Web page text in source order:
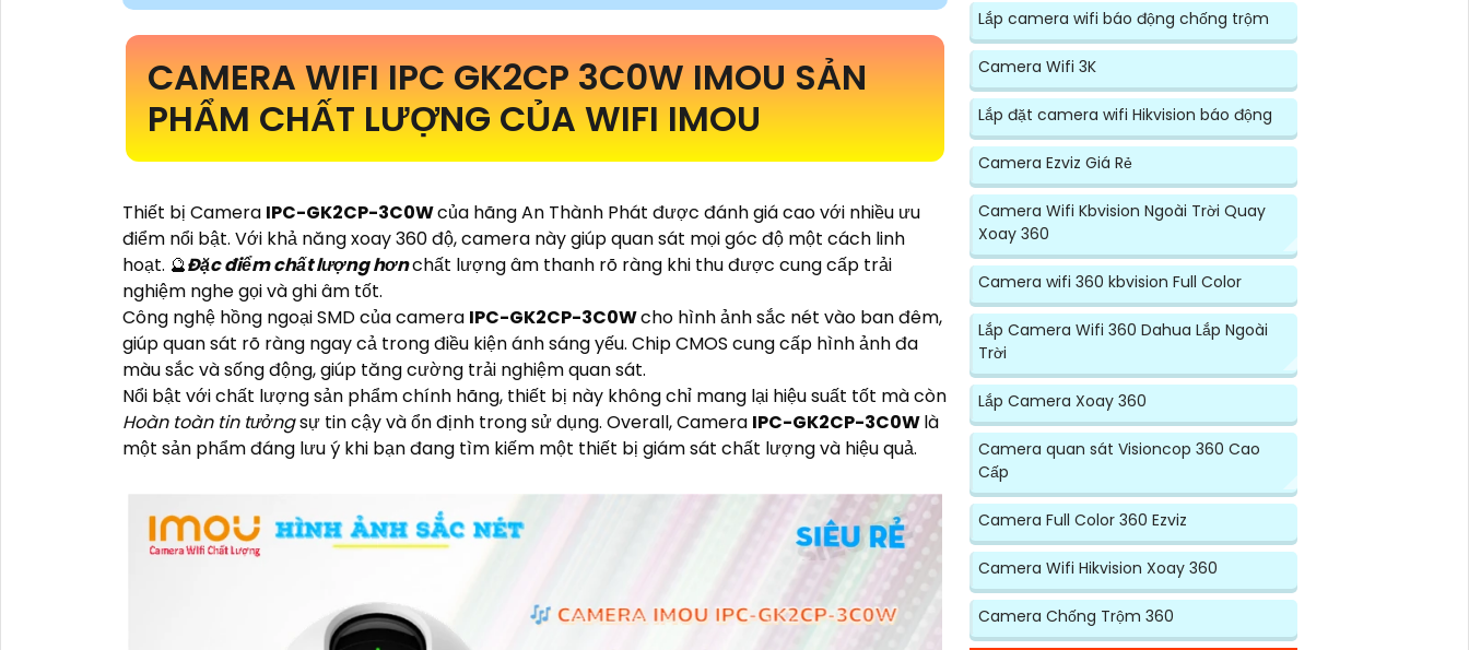
CAMERA WIFI IPC GK2CP 3C0W IMOU SẢN
PHẨM CHẤT LƯỢNG CỦA WIFI IMOU
Thiết bị Camera IPC-GK2CP-3C0Wcủa hãng An Thành Phát được đánh giá cao với nhiều ưu
điểm nổi bật. Với khả năng xoay 360 độ, camera này giúp quan sát mọi góc độ một cách linh
hoạt. 🔮Đặc điểm chất lượng hơnchất lượng âm thanh rõ ràng khi thu được cung cấp trải
nghiệm nghe gọi và ghi âm tốt.
Công nghệ hồng ngoại SMD của camera IPC-GK2CP-3C0Wcho hình ảnh sắc nét vào ban đêm,
giúp quan sát rõ ràng ngay cả trong điều kiện ánh sáng yếu. Chip CMOS cung cấp hình ảnh đa
màu sắc và sống động, giúp tăng cường trải nghiệm quan sát.
Nổi bật với chất lượng sản phẩm chính hãng, thiết bị này không chỉ mang lại hiệu suất tốt mà còn
Hoàn toàn tin tưởngsự tin cậy và ổn định trong sử dụng. Overall, Camera IPC-GK2CP-3C0Wlà
một sản phẩm đáng lưu ý khi bạn đang tìm kiếm một thiết bị giám sát chất lượng và hiệu quả.
Lắp camera wifi báo động chống trộm
Camera Wifi 3K
Lắp đặt camera wifi Hikvision báo động
Camera Ezviz Giá Rẻ
Camera Wifi Kbvision Ngoài Trời Quay
Xoay 360
Camera wifi 360 kbvision Full Color
Lắp Camera Wifi 360 Dahua Lắp Ngoài
Trời
Lắp Camera Xoay 360
Camera quan sát Visioncop 360 Cao
Cấp
Camera Full Color 360 Ezviz
Camera Wifi Hikvision Xoay 360
Camera Chống Trộm 360